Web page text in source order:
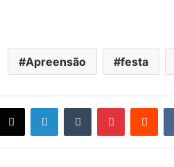
Apreensão festa